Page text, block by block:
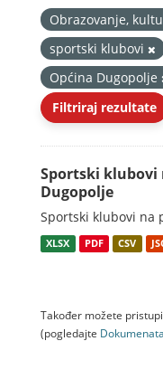
Obrazovanje,
sportski klubovi
Općina Dugopolje
Filtriraj rezultate
Sportski klubovi
Dugopolje
Sportski klubovi na
XLSX PDF CSV
Također možete
(pogledajte